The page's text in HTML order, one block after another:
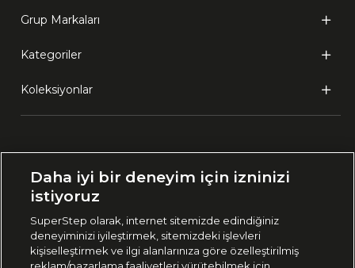
Grup Markaları
Kategoriler
Koleksiyonlar
🇹🇷 Türkiye
444 37 36
Daha iyi bir deneyim için izninizi
istiyoruz
SuperStep olarak, internet sitemizde edindiğiniz
deneyiminizi iyileştirmek, sitemizdeki işlevleri
kişiselleştirmek ve ilgi alanlarınıza göre özelleştirilmiş